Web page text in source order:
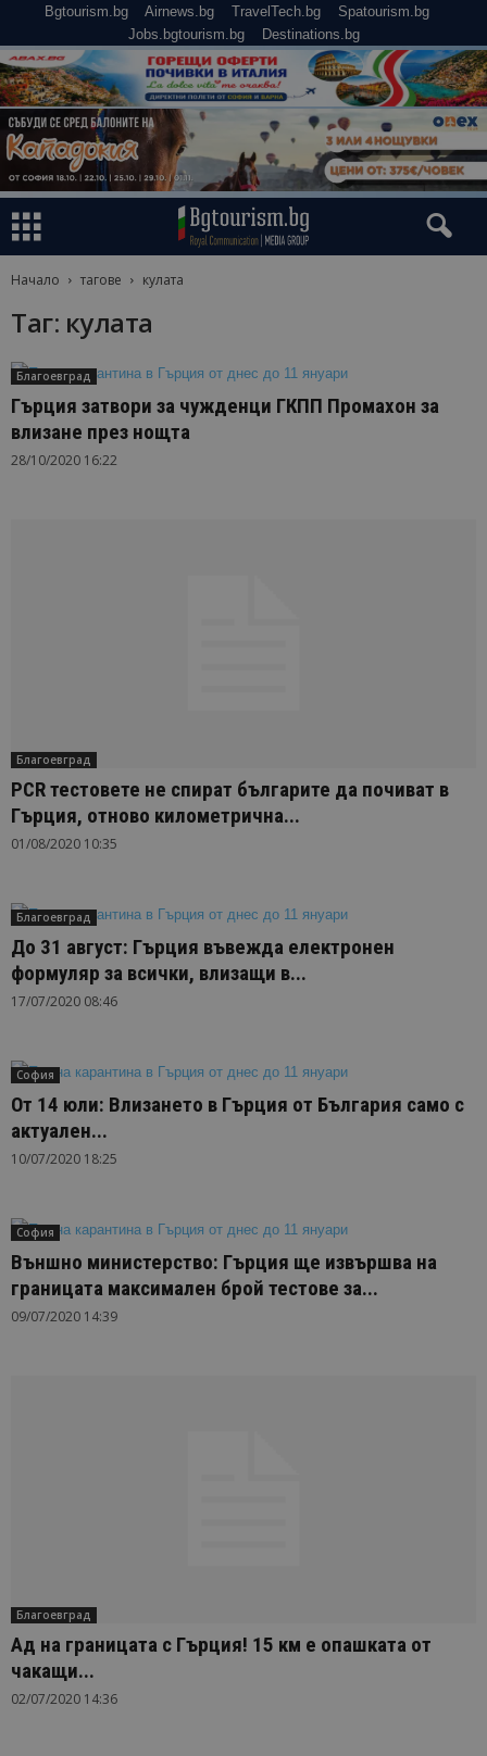
Bgtourism.bg Airnews.bg TravelTech.bg
Spatourism.bg
Jobs.bgtourism.bg
Destinations.bg
Начало тагове кулата
Таг: кулата
Благоевград
Гърция затвори за чужденци ГКПП Промахон за
влизане през нощта
28/10/2020 16:22
Благоевград
PCR тестовете не спират българите да почиват в
Гърция, отново километрична...
01/08/2020 10:35
Благоевград
До 31 август: Гърция въвежда електронен
формуляр за всички, влизащи в...
17/07/2020 08:46
София
От 14 юли: Влизането в Гърция от България само с
актуален...
10/07/2020 18:25
София
Външно министерство: Гърция ще извършва на
границата максимален брой тестове за...
09/07/2020 14:39
Благоевград
Ад на границата с Гърция! 15 км e опашката от
чакащи...
02/07/2020 14:36